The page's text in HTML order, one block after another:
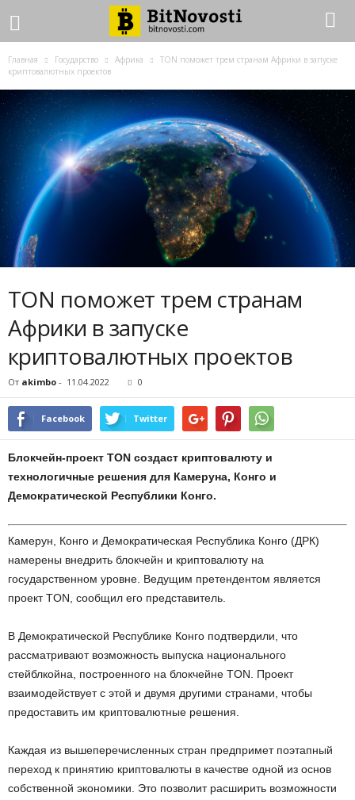
Главная Государство Африка
TON поможет трем странам Африки в запуске
криптовалютных проектов
TON поможет трем странам
Африки в запуске
криптовалютных проектов
От akimbo - 11.04.2022 0
Facebook Twitter
Блокчейн-проект TON создаст криптовалюту и
технологичные решения для Камеруна, Конго и
Демократической Республики Конго.
Камерун, Конго и Демократическая Республика Конго (ДРК)
намерены внедрить блокчейн и криптовалюту на
государственном уровне. Ведущим претендентом является
проект TON, сообщил его представитель.
В Демократической Республике Конго подтвердили, что
рассматривают возможность выпуска национального
стейблкойна, построенного на блокчейне TON. Проект
взаимодействует с этой и двумя другими странами, чтобы
предоставить им криптовалютные решения.
Каждая из вышеперечисленных стран предпримет поэтапный
переход к принятию криптовалюты в качестве одной из основ
собственной экономики. Это позволит расширить возможности